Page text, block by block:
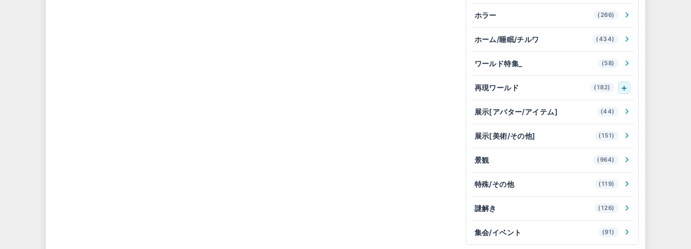
ホラー (266)
ホーム/睡眠/チルワ (434)
ワールド特集_ (58)
再現ワールド (182)
展示[アバター/アイテム] (44)
展示[美術/その他] (151)
景観 (964)
特殊/その他 (119)
謎解き (126)
集会/イベント (91)